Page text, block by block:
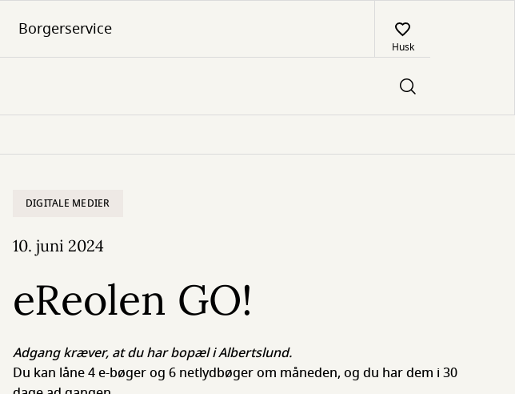
Borgerservice
Husk
DIGITALE MEDIER
10. juni 2024
eReolen GO!
Adgang kræver, at du har bopæl i Albertslund.
Du kan låne 4 e-bøger og 6 netlydbøger om måneden, og du har dem i 30